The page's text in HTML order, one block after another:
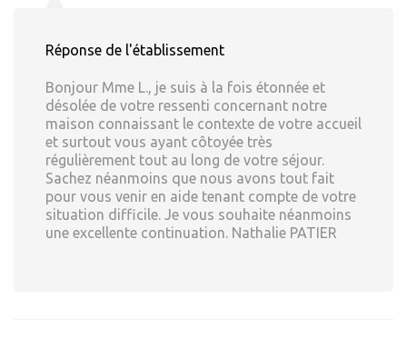
Réponse de l'établissement
Bonjour Mme L., je suis à la fois étonnée et
désolée de votre ressenti concernant notre
maison connaissant le contexte de votre accueil
et surtout vous ayant côtoyée très
régulièrement tout au long de votre séjour.
Sachez néanmoins que nous avons tout fait
pour vous venir en aide tenant compte de votre
situation difficile. Je vous souhaite néanmoins
une excellente continuation. Nathalie PATIER